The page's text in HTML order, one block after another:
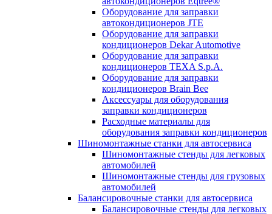
Оборудование для заправки
автокондиционеров JTE
Оборудование для заправки
кондиционеров Dekar Automotive
Оборудование для заправки
кондиционеров TEXA S.p.A.
Оборудование для заправки
кондиционеров Brain Bee
Аксессуары для оборудования
заправки кондиционеров
Расходные материалы для
оборудования заправки кондиционеров
Шиномонтажные станки для автосервиса
Шиномонтажные стенды для легковых
автомобилей
Шиномонтажные стенды для грузовых
автомобилей
Балансировочные станки для автосервиса
Балансировочные стенды для легковых